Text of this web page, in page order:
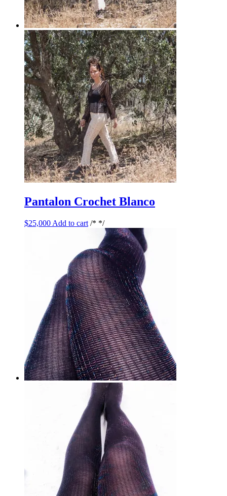
Pantalon Crochet Blanco
$25,000 Add to cart /* */